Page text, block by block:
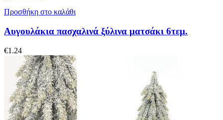
Προσθήκη στο καλάθι
Αυγουλάκια πασχαλινά ξύλινα ματσάκι 6τεμ.
€1.24